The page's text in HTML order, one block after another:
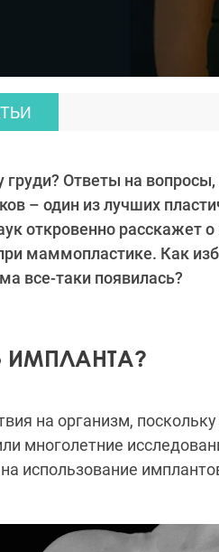
груди? Ответы на
– один из лучших
откровенно расскажет
маммопластике. Как
все-таки появилась?
ИМПЛАНТА?
на организм,
многолетние
использование